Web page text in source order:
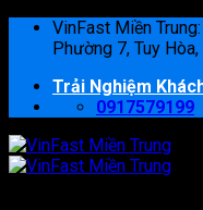
dung
VinFast Miền
Phường 7, Tuy Hòa,
Trải Nghiệm
0917579199